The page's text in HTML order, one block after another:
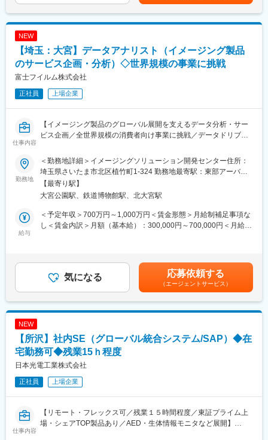
15：10～ C病院訪問→D病院訪問
18：00～ Eクリニックで商談
18：30～ 自宅へ直帰
将来的には、リーダーシップを発揮し、チームを牽引する役割を
同社では自由公募制度がありご自身が希望される事業部・職種に
チャレンジが可能です
募もあり積極的に制度活用されております
■業界未経験でも安心
入社後1週間のオリエンテーションを実施し、その後は支店の営業
メンバーに同行していただきます
能です
過去入社者には、アパレル業界の法人営業・リハビリ関連の営業
コニカミノルタジャパンは、コニカミノルタグループの中核事業
である情報機器、医療機器、産業用計測機器などの販売・サービ
ス提供を行う日本国内の事業会社です。オフィスや医療など様々
の技術やノウハウを活用した製品・サービスを展開。欧米シェア
機器「カセッテ型DR」などを取り扱っております
変更の範囲：会社の定める業務
NEW
【埼玉：大宮】データアナリスト（イメージング製品
のサービス企画・分析）◇世界規模の事業に挑戦
富士フイルム株式会社
正社員 上場企業
仕事内容
【イメージング製品のグローバル展開を支えるデータ分析・サー
ビス企画／全世界規模の消費者向け事業に挑戦／データドリブン
■業務概要
当社イメージングソリューション事業部のコンシューマイメージ
ンググループにおいて、インスタントカメラやプリントサービ
ス、デジタルカメラに関連するスマートフォンアプリ・Webサー
ビスのデータ基盤を活用し、データ分析から新サービス企画・改
善施策立案まで一貫してご担当いただきます。グローバルな視点
■業務詳細
・商品企画やアプリ開発、データエンジニア等の関連部署と連携
し、スマホアプリやWebサービスから得られる多様なデータの収
したアプリやサービスのバージョンアップや新規施策の企画・推
進
・グローバル各地域の消費者ニーズをデータから把握し、現地に
・施策実行後はユーザー反応やKPI変化を継続的にモニタリング
■担当領域
インスタントカメラ、プリントサービス、デジタルカメラ、関連
勤務地
＜勤務地詳細＞イメージングソリューション開発センター住所：
埼玉県さいたま市北区植竹町1-324 勤務地最寄駅：東部アーバン
パークライン線／北大宮駅受動喫煙対策：屋内全面禁煙
【最寄り駅】
大宮公園駅、鉄道博物館駅、北大宮駅
給与
＜予定年収＞700万円～1,000万円＜賃金形態＞月給制補足事項な
し＜賃金内訳＞月額（基本給）：300,000円～700,000円＜月給＞
目安の金額であり、選考を通じて上下する可能性があります。月
給(月額)は固定手当を含めた表記です。
気になる 応募依頼する
（エージェントサービス）
NEW
【所沢】社内SE（グローバル統合システム/SAP）◆在
宅勤務可◆残業15ｈ程度
日本光電工業株式会社
正社員 上場企業
仕事内容
【リモート・フレックス可／残業１５時間程度／東証プライム上
場・シェアTOP製品あり／AED・生体情報モニタなど展開】